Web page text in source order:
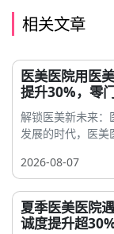
相关文章
医美医院用医
提升30%，零
解锁医美新未来：
发展的时代，医美
2026-08-07
夏季医美医院
诚度提升超